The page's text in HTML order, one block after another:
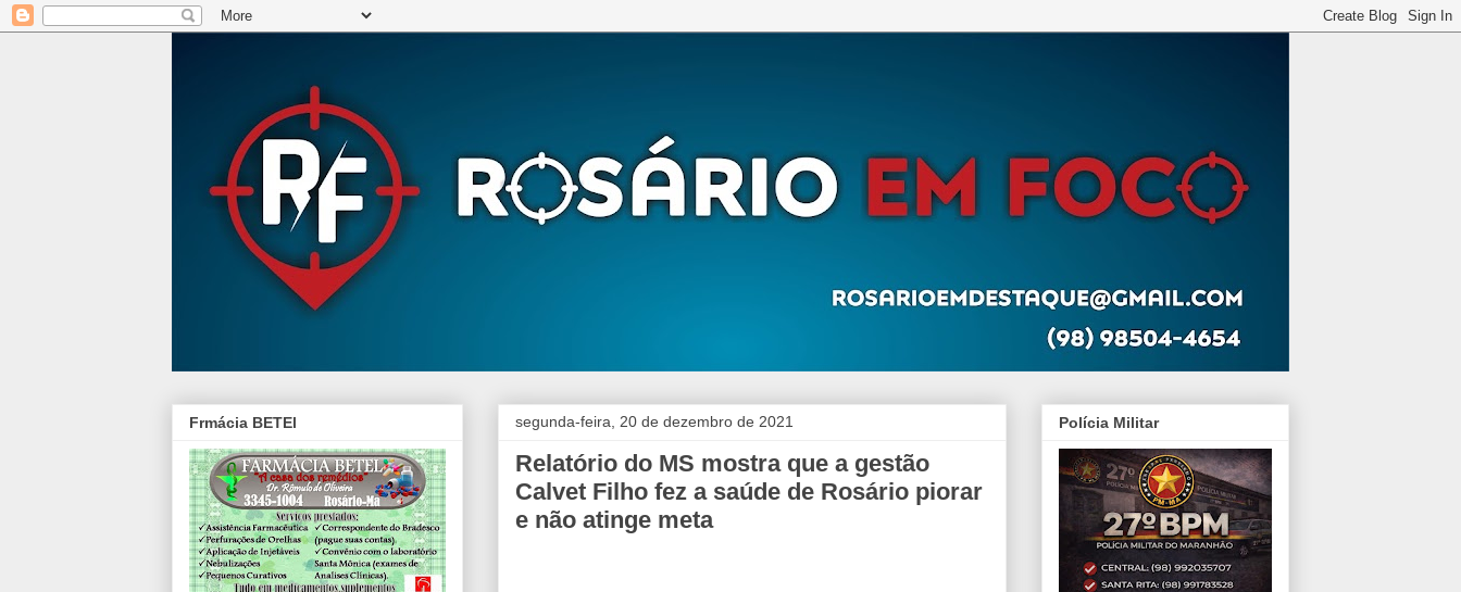
segunda-feira, 20 de dezembro de 2021
Relatório do MS mostra que a gestão
Calvet Filho fez a saúde de Rosário piorar
e não atinge meta
Frmácia BETEl Polícia Militar